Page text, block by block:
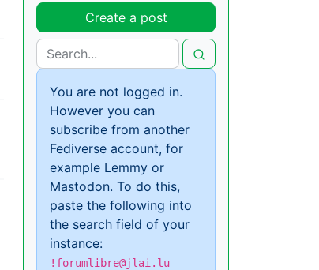
Create a post
You are not logged in.
However you can
subscribe from another
Fediverse account, for
example Lemmy or
Mastodon. To do this,
paste the following into
the search field of your
instance:
!forumlibre@jlai.lu